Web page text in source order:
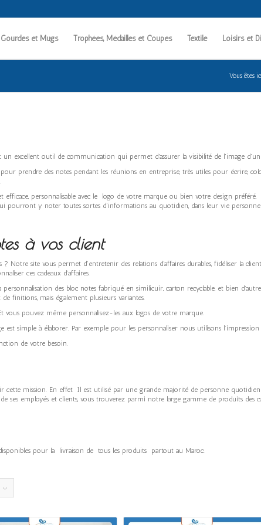
Gourdes et Mugs Trophées, Médailles et Coupes Textile Loisirs et
Vous êtes
excellent outil de communication qui permet d’assurer la visibilité de l’image
prendre des notes pendant les réunions en entreprise, très utiles pour écrire,
personnalisable avec le logo de votre marque ou bien votre design
pourront y noter toutes sortes d’informations au quotidien, dans leur vie
à vos client
Notre site vous permet d’entretenir des relations d’affaires durables, fidéliser la
ces cadeaux d’affaires.
des bloc notes fabriqué en similicuir, carton recyclable, et bien
finitions, mais également plusieurs variantes.
vous pouvez même personnalisez-les aux logos de votre marque.
est simple à élaborer. Par exemple pour les personnaliser nous utilisons
de votre besoin.
mission. En effet Il est utilisé par une grande majorité de personne
ses employés et clients, vous trouverez parmi notre large gamme de produits des
pour la livraison de tous les produits partout au Maroc.